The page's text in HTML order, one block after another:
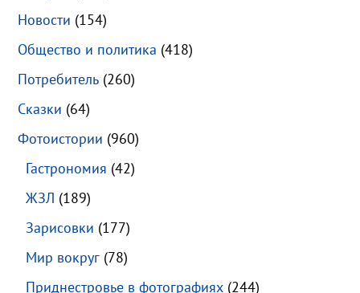
Новости (154)
Общество и политика (418)
Потребитель (260)
Сказки (64)
Фотоистории (960)
Гастрономия (42)
ЖЗЛ (189)
Зарисовки (177)
Мир вокруг (78)
Приднестровье в фотографиях (244)